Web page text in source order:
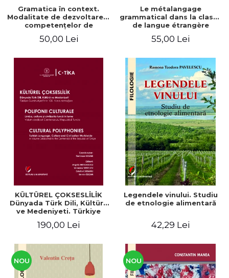
Gramatica în context.
Modalitate de dezvoltare a
competenţelor de
limbii franceze
50,00 Lei
Le métalangage
grammatical dans la classe
de langue étrangère
55,00 Lei
KÜLTÜREL ÇOKSESLİLİK
Dünyada Türk Dili, Kültürü
ve Medeniyeti. Türkiye
Armağan/ POLIFONII
și civilizația turcă în lume.
Centenarului
190,00 Lei
Legendele vinului. Studiu
de etnologie alimentară
42,29 Lei
NOU NOU